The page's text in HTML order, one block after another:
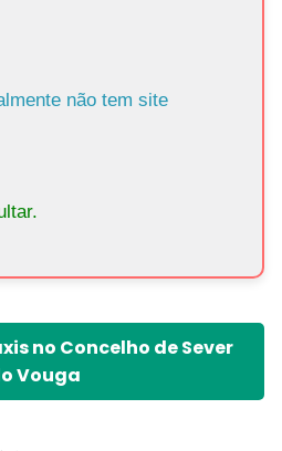
não tem site
no Concelho de Sever
Vouga